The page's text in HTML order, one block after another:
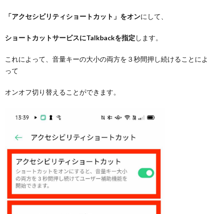
「アクセシビリティショートカット」をオンにして、
ショートカットサービスにTalkbackを指定 します。
これによって、音量キーの大小の両方を３秒間押し続けることによ
って
オンオフ切り替えることができます。